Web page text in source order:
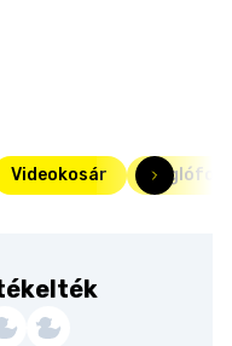
Videokosár Kuglófok